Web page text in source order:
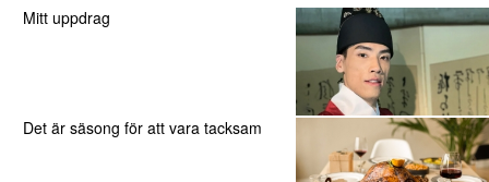
Mitt uppdrag
Det är säsong för att vara tacksam